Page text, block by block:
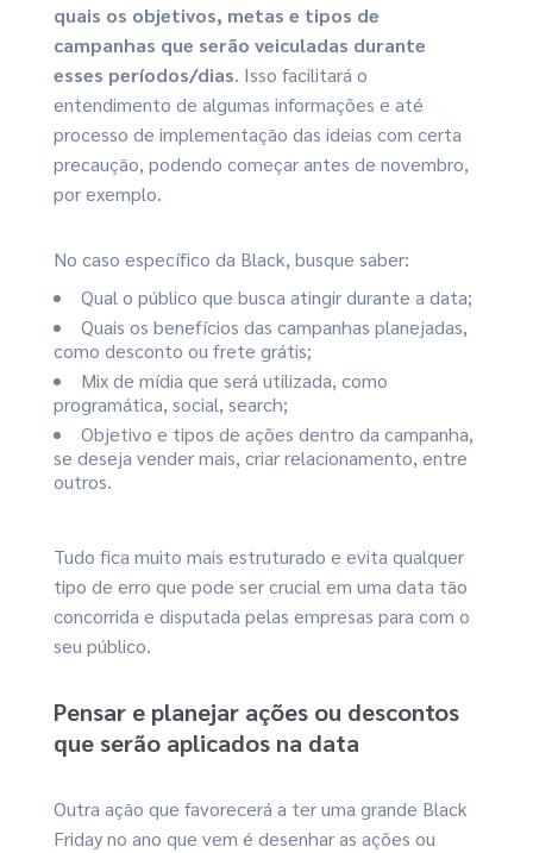
quais os objetivos, metas e tipos de
campanhas que serão veiculadas durante
esses períodos/dias. Isso facilitará o
entendimento de algumas informações e até
processo de implementação das ideias com certa
precaução, podendo começar antes de novembro,
por exemplo.
No caso específico da Black, busque saber:
Qual o público que busca atingir durante a data;
Quais os benefícios das campanhas planejadas,
como desconto ou frete grátis;
Mix de mídia que será utilizada, como
programática, social, search;
Objetivo e tipos de ações dentro da campanha,
se deseja vender mais, criar relacionamento, entre
outros.
Tudo fica muito mais estruturado e evita qualquer
tipo de erro que pode ser crucial em uma data tão
concorrida e disputada pelas empresas para com o
seu público.
Pensar e planejar ações ou descontos
que serão aplicados na data
Outra ação que favorecerá a ter uma grande Black
Friday no ano que vem é desenhar as ações ou